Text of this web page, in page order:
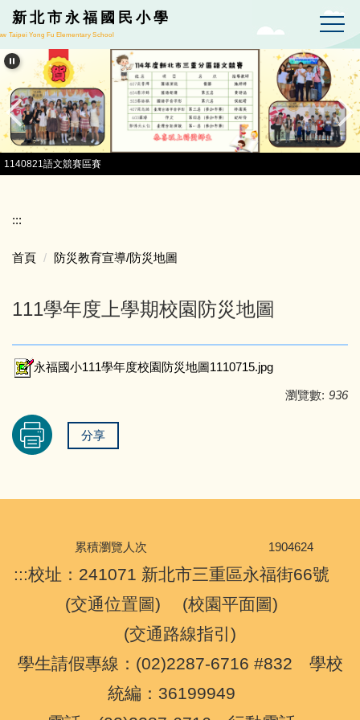
跳到主要內容區
新北市永福國民小學
Taipei Yong Fu Elementary School
1140821語文競賽區賽
:::
首頁 防災教育宣導/防災地圖
111學年度上學期校園防災地圖
永福國小111學年度校園防災地圖1110715.jpg
瀏覽數: 936
分享
累積瀏覽人次 1904624
:::校址：241071 新北市三重區永福街66號
(交通位置圖) (校園平面圖)
(交通路線指引 )
學生請假專線：(02)2287-6716 #832 學校
統編：36199949